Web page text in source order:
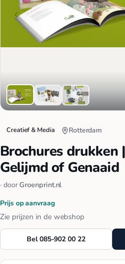
Creatief & Media Rotterdam
Brochures drukken
Gelijmd of Genaaid
· door Groenprint.nl
Prijs op aanvraag
Zie prijzen in de webshop
Bel 085-902 00 22